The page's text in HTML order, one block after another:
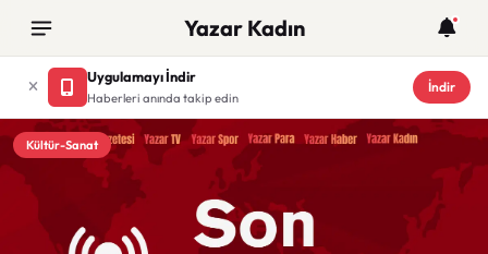
Yazar Kadın
Uygulamayı İndir
Haberleri anında takip edin
İndir
Kültür-Sanat